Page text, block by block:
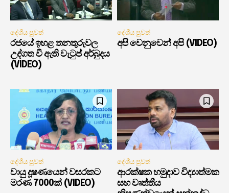
දේශීය පුවත්
රජයේ ඉහළ තනතුරුවල
උද්ගත වී ඇති වැටුප් අර්බුදය
(VIDEO)
දේශීය පුවත්
අපි වෙනුවෙන් අපි (VIDEO)
දේශීය පුවත්
වායු දූෂණයෙන් වසරකට
මරණ 7000ක් (VIDEO)
දේශීය පුවත්
ආරක්ෂක හමුදාව විද්‍යාත්මක
සහ වෘත්තීය